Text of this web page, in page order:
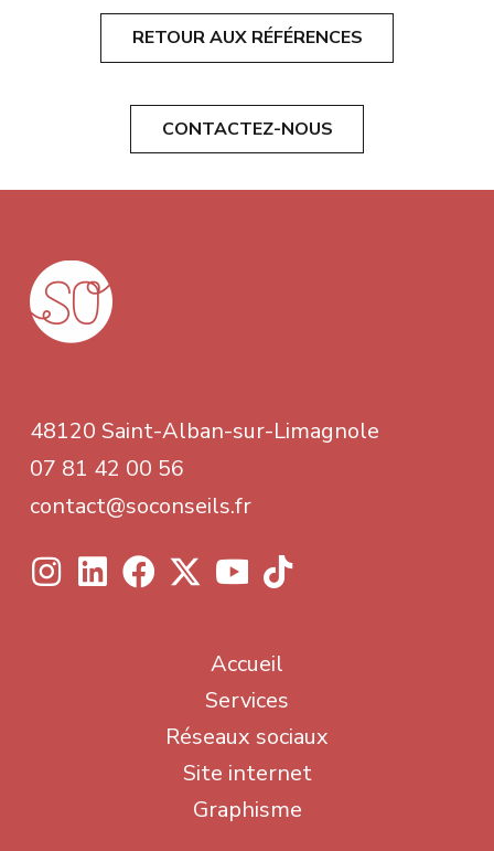
RETOUR AUX RÉFÉRENCES
CONTACTEZ-NOUS
48120 Saint-Alban-sur-Limagnole
07 81 42 00 56
contact@soconseils.fr
Accueil
Services
Réseaux sociaux
Site internet
Graphisme